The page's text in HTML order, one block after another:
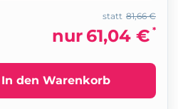
81,66 €
statt
nur 61,04 € *
In den Warenkorb